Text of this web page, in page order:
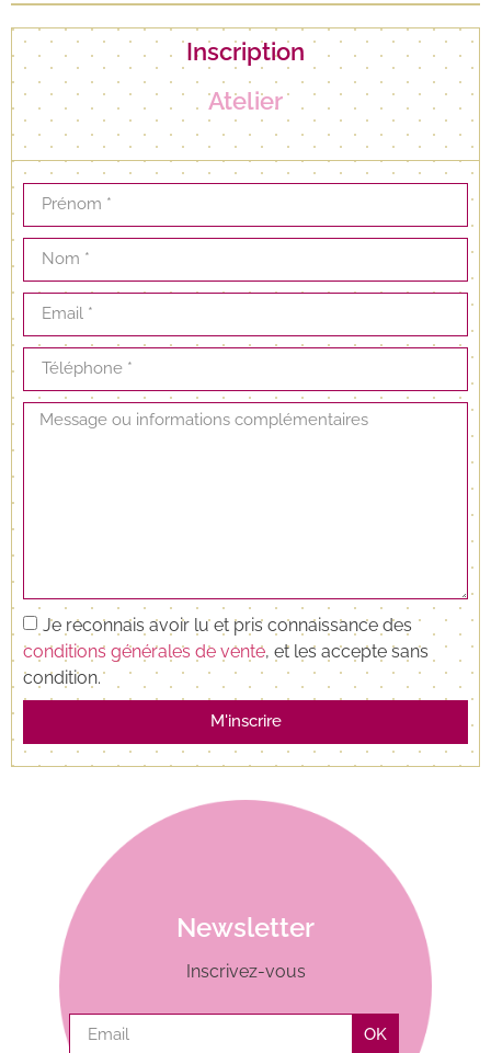
Inscription
Atelier
Je reconnais avoir lu et pris connaissance des
conditions générales de vente, et les accepte sans
condition.
M'inscrire
Newsletter
Inscrivez-vous
OK